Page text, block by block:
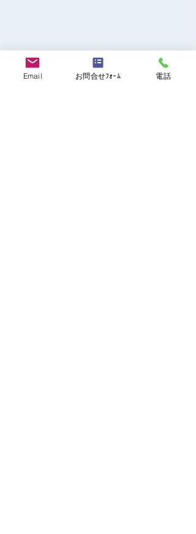
Email お問合せﾌｫｰﾑ 電話